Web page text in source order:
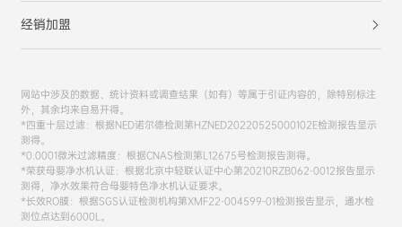
经销加盟
网站中涉及的数据、统计资料或调查结果（如有）等属于引证内容的，除特别标注
外，其余均来自易开得。
*四重十层过滤：根据NED诺尔德检测第HZNED20220525000102E检测报告显示
测得。
*0.0001微米过滤精度：根据CNAS检测第L12675号检测报告测得。
*荣获母婴净水机认证：根据北京中轻联认证中心第20210RZB062-0012报告显示
测得，净水效果符合母婴特色净水机认证要求。
*长效RO膜：根据SGS认证检测机构第XMF22-004599-01检测报告显示，通水检
测位点达到6000L。